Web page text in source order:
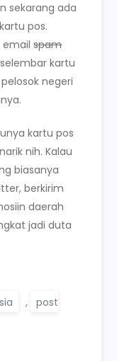
sekarang ada
pos.
emailspam
kartu
negeri
kartu pos
nih. Kalau
biasanya
berkirim
daerah
jadi duta
,
post